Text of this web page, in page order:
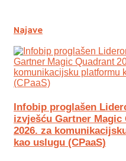
Najave
Infobip proglašen
izvješću Gartner Magic
2026. za
kao uslugu (CPaaS)